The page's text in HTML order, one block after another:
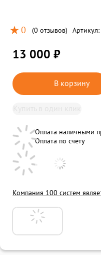
0 (0 отзывов) Артикул:
13 000 ₽
В корзину
Оплата наличными
Оплата по счету
Компания 100 систем